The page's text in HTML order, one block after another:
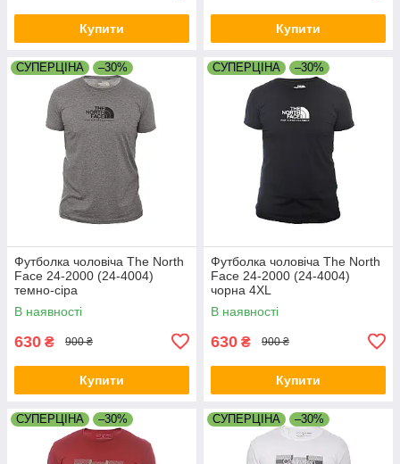
Купити Купити
СУПЕРЦІНА –30%
Футболка чоловіча The North
Face 24-2000 (24-4004)
темно-сіра
В наявності
630 ₴ 900 ₴
Купити
СУПЕРЦІНА –30%
Футболка чоловіча The North
Face 24-2000 (24-4004)
чорна 4XL
В наявності
630 ₴ 900 ₴
Купити
СУПЕРЦІНА –30% СУПЕРЦІНА –30%